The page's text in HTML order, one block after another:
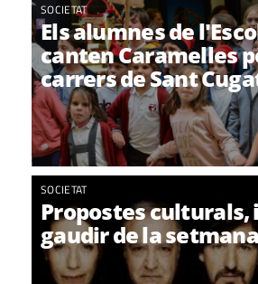
SOCIETAT
Els alumnes de
canten Caramelles
carrers de Sant
SOCIETAT
Propostes culturals,
gaudir de la setmana